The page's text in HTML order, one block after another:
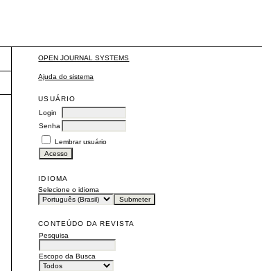
OPEN JOURNAL SYSTEMS
Ajuda do sistema
USUÁRIO
Login
Senha
Lembrar usuário
IDIOMA
Selecione o idioma
CONTEÚDO DA REVISTA
Pesquisa
Escopo da Busca